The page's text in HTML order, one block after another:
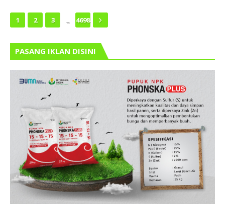
1 2 3 ... 4698
PASANG IKLAN DISINI